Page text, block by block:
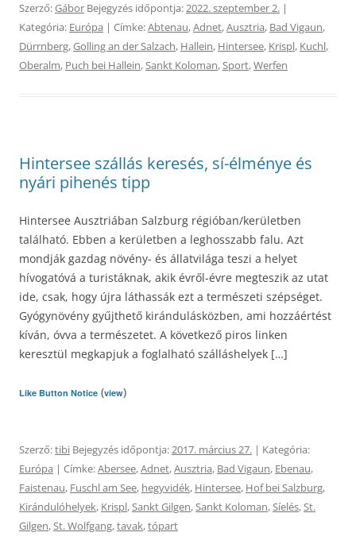
Szerző:Gábor Bejegyzés időpontja:2022. szeptember 2. |
Kategória: Európa | Címke:Abtenau,Adnet,Ausztria, Bad Vigaun,
Dürrnberg,Golling an der Salzach, Hallein, Hintersee, Krispl, Kuchl,
Oberalm, Puch bei Hallein,Sankt Koloman,Sport,Werfen
Hintersee szállás keresés, sí-élménye és
nyári pihenés tipp
Hintersee Ausztriában Salzburg régióban/kerületben
található. Ebben a kerületben a leghosszabb falu. Azt
mondják gazdag növény- és állatvilága teszi a helyet
hívogatóvá a turistáknak, akik évről-évre megteszik az utat
ide, csak, hogy újra láthassák ezt a természeti szépséget.
Gyógynövény gyűjthető kirándulásközben, ami hozzáértést
kíván, óvva a természetet. A következő piros linken
keresztül megkapjuk a foglalható szálláshelyek […]
Like Button Notice (view)
Szerző:tibi Bejegyzés időpontja:2017. március 27. | Kategória:
Európa | Címke:Abersee,Adnet,Ausztria, Bad Vigaun, Ebenau,
Faistenau, Fuschl am See, hegyvidék, Hintersee, Hof bei Salzburg,
Kirándulóhelyek, Krispl,Sankt Gilgen,Sankt Koloman,Síelés,St.
Gilgen,St. Wolfgang,tavak,tópart